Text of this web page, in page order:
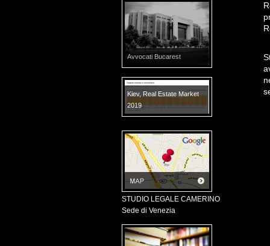
Avvocati Bucarest
Kiev, Real Estate Market
2019
STUDIO LEGALE CAMERINO
Sede di Venezia